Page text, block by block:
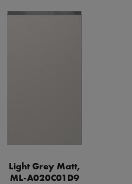
Light Grey Matt,
ML-A020C01D9